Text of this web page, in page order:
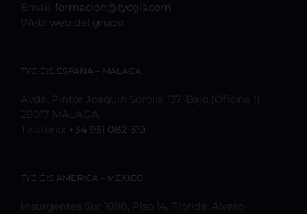
Email: formacion@tycgis.com
Web: web del grupo
TYC GIS ESPAÑA – MÁLAGA
Avda. Pintor Joaquín Sorolla 137, Bajo (Oficina 1)
29017 MÁLAGA
Teléfono: +34 951 082 319
TYC GIS AMÉRICA – MÉXICO
Insurgentes Sur 1898, Piso 14, Florida, Álvaro